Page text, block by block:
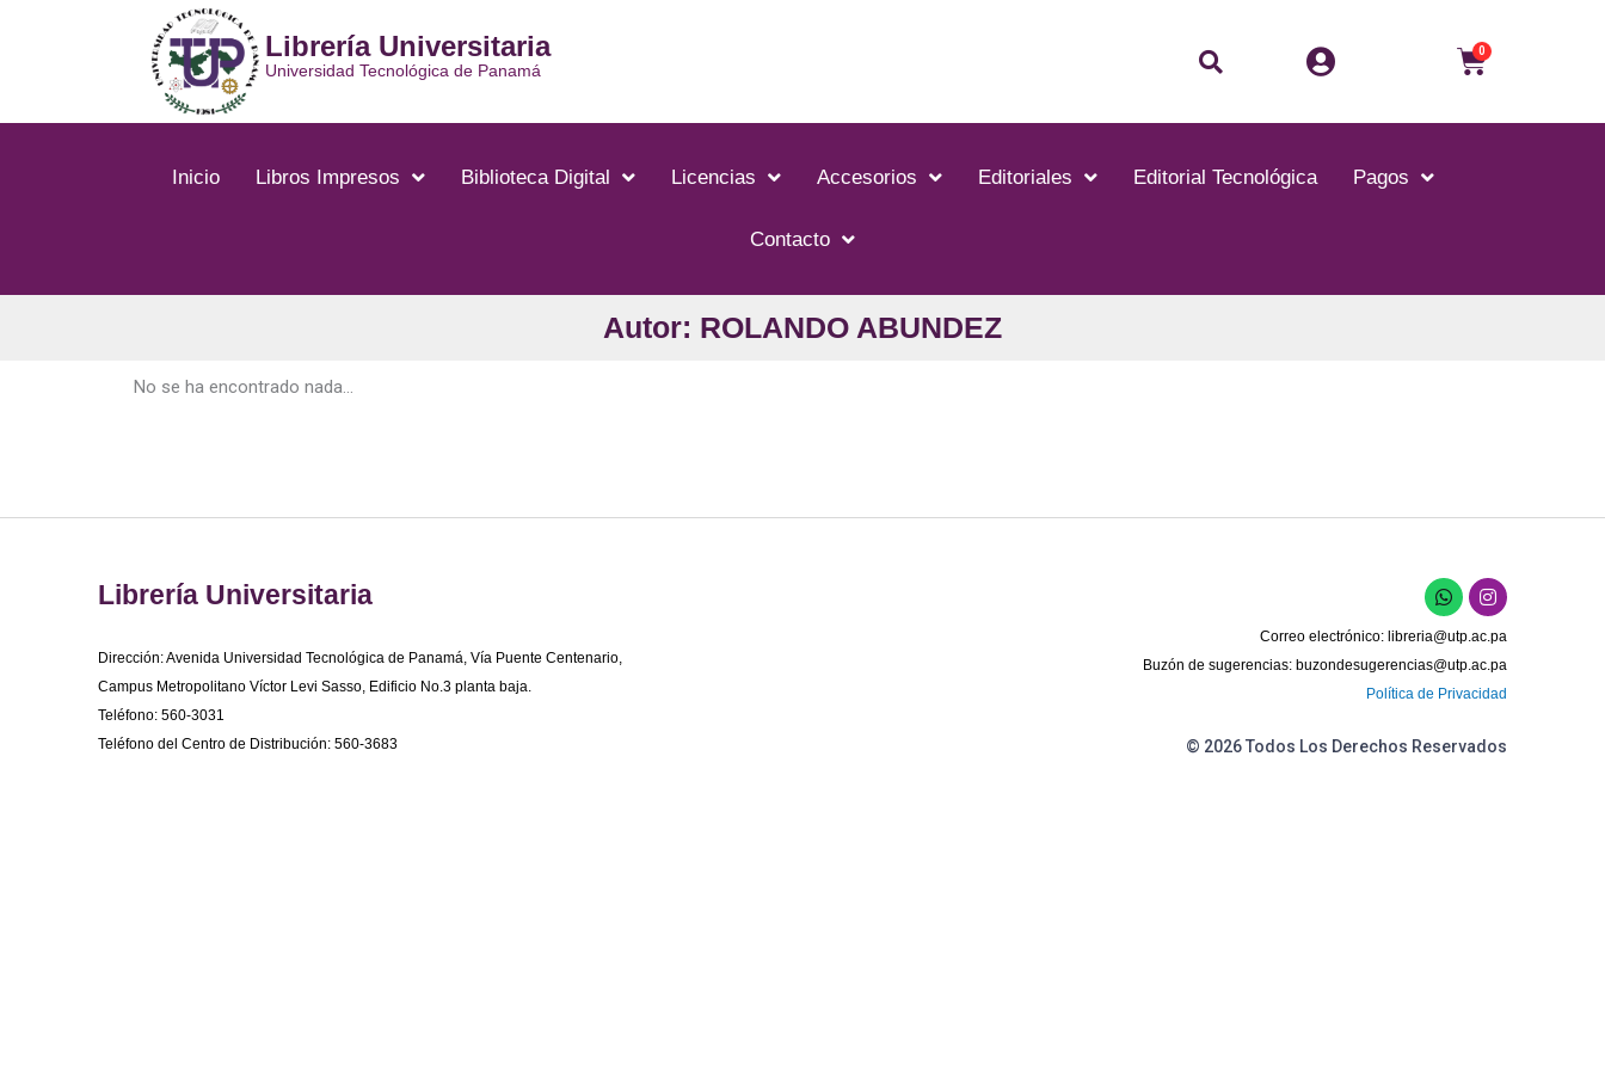
Librería Universitaria
Universidad Tecnológica de Panamá Buscar 0Carrito
Inicio Libros Impresos Biblioteca Digital Licencias Accesorios Editoriales Editorial Tecnológica Pagos
Contacto
Autor: ROLANDO ABUNDEZ
No se ha encontrado nada...
Librería Universitaria
Dirección: Avenida Universidad Tecnológica de Panamá, Vía Puente Centenario,
Campus Metropolitano Víctor Levi Sasso, Edificio No.3 planta baja.
Teléfono: 560-3031
Teléfono del Centro de Distribución: 560-3683
W
h
a
t
s
p
I
n
s
t
a
r
m
Correo electrónico: libreria@utp.ac.pa
Buzón de sugerencias: buzondesugerencias@utp.ac.pa
Política de Privacidad
© 2026 Todos Los Derechos Reservados